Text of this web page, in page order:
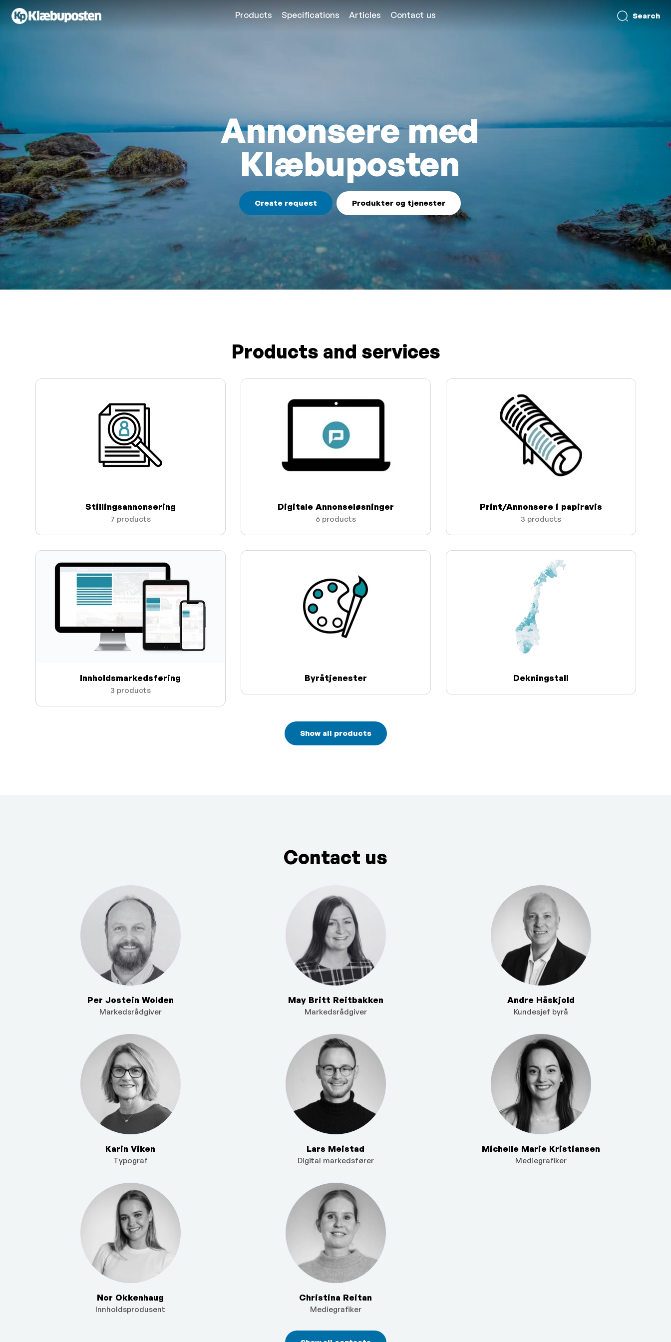
Products Specifications Articles Contact us Search
Annonsere med
Klæbuposten
Create request Produkter og tjenester
Products and services
Stillingsannonsering
7 products
Digitale Annonseløsninger
6 products
Print/Annonsere i papiravis
3 products
Innholdsmarkedsføring
3 products
Byråtjenester Dekningstall
Show all products
Contact us
Per Jostein Wolden
Markedsrådgiver
May Britt Reitbakken
Markedsrådgiver
Andre Håskjold
Kundesjef byrå
Karin Viken
Typograf
Lars Meistad
Digital markedsfører
Michelle Marie Kristiansen
Mediegrafiker
Nor Okkenhaug
Innholdsprodusent
Christina Reitan
Mediegrafiker